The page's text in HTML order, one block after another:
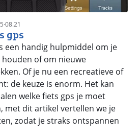
·08.21
gps
een handig hulpmiddel om je
of om nieuwe
Of je nu een recreatieve of
de keuze is enorm. Het kan
welke fiets gps je moet
met dit artikel vertellen we je
zodat je straks ontspannen